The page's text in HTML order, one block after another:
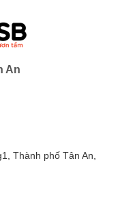
An
Thành phố Tân An,